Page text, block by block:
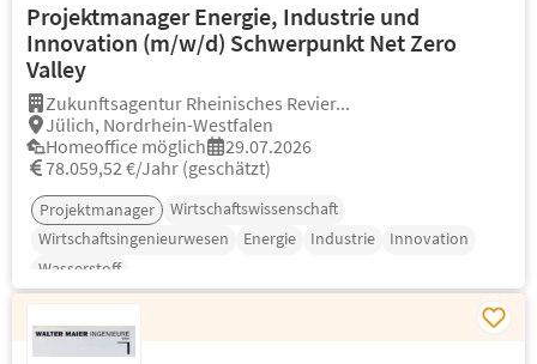
Projektmanager Energie, Industrie und
Innovation (m/w/d) Schwerpunkt Net Zero
Valley
Zukunftsagentur Rheinisches Revier...
Jülich, Nordrhein-Westfalen
Homeoffice möglich
29.07.2026
78.059,52 €/Jahr (geschätzt)
Projektmanager
Wirtschaftswissenschaft
Wirtschaftsingenieurwesen
Energie Industrie
Innovation
Wasserstoff